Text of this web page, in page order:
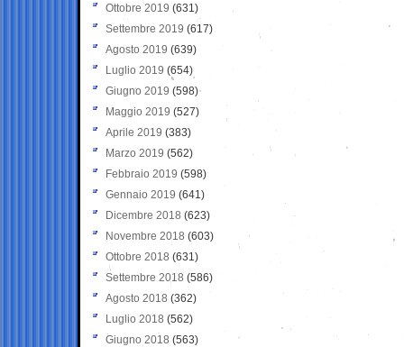
Ottobre 2019 (631)
Settembre 2019 (617)
Agosto 2019 (639)
Luglio 2019 (654)
Giugno 2019 (598)
Maggio 2019 (527)
Aprile 2019 (383)
Marzo 2019 (562)
Febbraio 2019 (598)
Gennaio 2019 (641)
Dicembre 2018 (623)
Novembre 2018 (603)
Ottobre 2018 (631)
Settembre 2018 (586)
Agosto 2018 (362)
Luglio 2018 (562)
Giugno 2018 (563)